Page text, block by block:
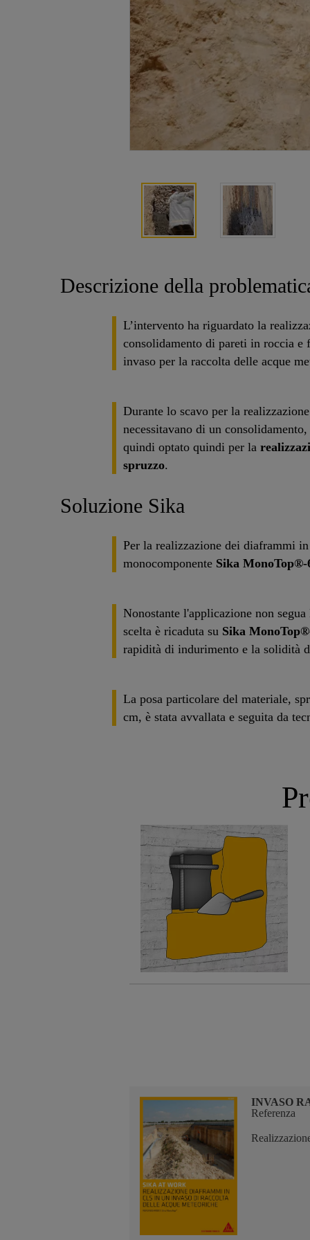
Descrizione della
L’intervento ha riguardato la
consolidamento di pareti in roccia
invaso per la raccolta delle acque
Durante lo scavo per la
necessitavano di un
quindi optato quindi per la
spruzzo.
Soluzione Sika
Per la realizzazione dei diaframmi
monocomponente Sika MonoTop®-
Nonostante l'applicazione non
scelta è ricaduta su Sika
rapidità di indurimento e la solidità
La posa particolare del materiale,
cm, è stata avvallata e seguita da
INVASO
Referenza